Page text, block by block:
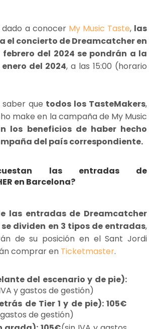
a conocer My Music Taste, las
el concierto de Dreamcatcher en
febrero del 2024 se pondrán a la
del 2024, a las 15:00 (horario
que todos los TasteMakers,
make en la campaña de My Music
los beneficios de haber hecho
del país correspondiente.
las entradas de
en Barcelona?
las entradas de Dreamcatcher
dividen en 3 tipos de entradas,
de su posición en el Sant Jordi
comprar en Ticketmaster.
del escenario y de pie):
y gastos de gestión)
de Tier 1 y de pie): 105€
de gestión)